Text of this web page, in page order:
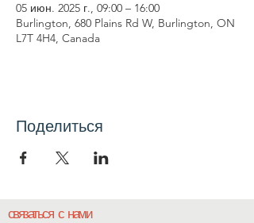
05 июн. 2025 г., 09:00 – 16:00
Burlington, 680 Plains Rd W, Burlington, ON
L7T 4H4, Canada
Поделиться
связаться с нами